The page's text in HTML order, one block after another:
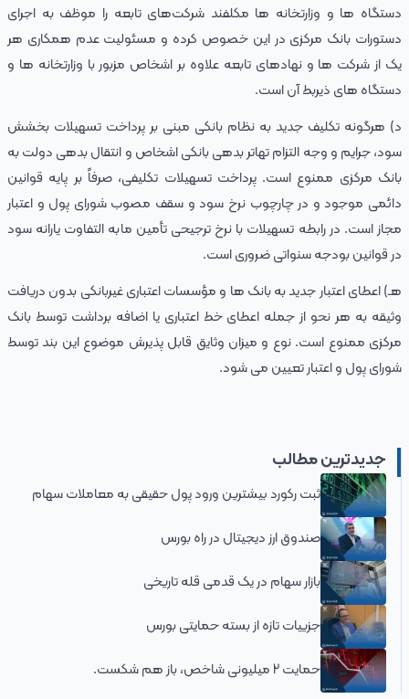
دستگاه‌ ها و وزارتخانه‌ ها مکلفند شرکت‌های تابعه را موظف به اجرای
دستورات بانک مرکزی در این خصوص کرده و مسئولیت عدم همکاری هر
یک از شرکت‌ ها و نهادهای تابعه علاوه بر اشخاص مزبور با وزارتخانه‌ ها و
دستگاه‌ های ذیربط آن است.
د) هرگونه تکلیف جدید به نظام بانکی مبنی بر پرداخت تسهیلات بخشش
سود، جرایم و وجه التزام تهاتر بدهی بانکی اشخاص و انتقال بدهی دولت به
بانک مرکزی ممنوع است. پرداخت تسهیلات تکلیفی، صرفاً بر پایه قوانین
دائمی موجود و در چارچوب نرخ سود و سقف مصوب شورای پول و اعتبار
مجاز است. در رابطه تسهیلات با نرخ ترجیحی تأمین مابه التفاوت یارانه سود
در قوانین بودجه سنواتی ضروری است.
هـ‌) اعطای اعتبار جدید به بانک‌ ها و مؤسسات اعتباری غیربانکی بدون دریافت
وثیقه به هر نحو از جمله اعطای خط اعتباری یا اضافه برداشت توسط بانک
مرکزی ممنوع است. نوع و میزان وثایق قابل پذیرش موضوع این بند توسط
شورای پول و اعتبار تعیین‌ می‌ شود.
جدیدترین مطالب
ثبت رکورد بیشترین ورود پول حقیقی به معاملات سهام
صندوق ارز دیجیتال در راه بورس
بازار سهام در یک قدمی قله تاریخی
جزییات تازه از بسته حمایتی بورس
حمایت 2 میلیونی شاخص، باز هم شکست.